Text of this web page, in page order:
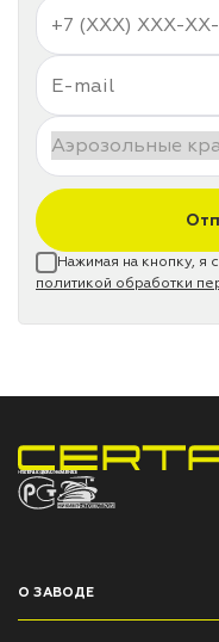
Нажимая на кнопку, я
политикой обработки
НПП «СПЕКТР» ЗАВОД ЛАКОКРАСОЧНЫХ МАТЕРИАЛОВ
О ЗАВОДЕ